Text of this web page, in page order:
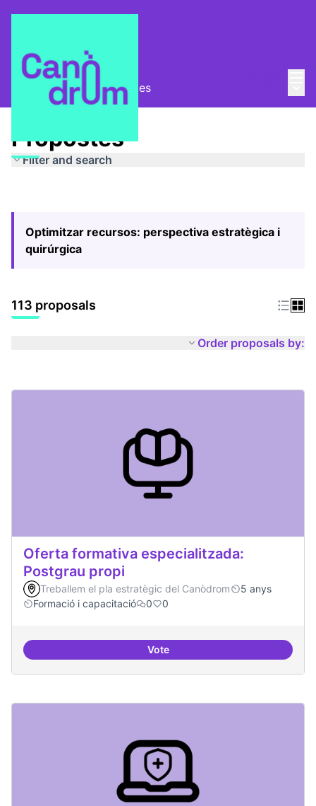
Pla Estratègic Propostes
Propostes
Filter and search
Optimitzar recursos: perspectiva estratègica i
quirúrgica
113 proposals
Order proposals by:
Oferta formativa especialitzada:
Postgrau propi
Treballem el pla estratègic del Canòdrom
5 anys
Formació i capacitació
0 0
VoteOferta formativa especialitzada: